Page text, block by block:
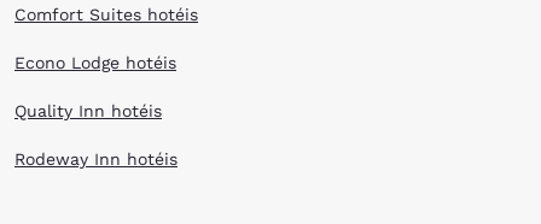
Comfort Suites hotéis
Econo Lodge hotéis
Quality Inn hotéis
Rodeway Inn hotéis